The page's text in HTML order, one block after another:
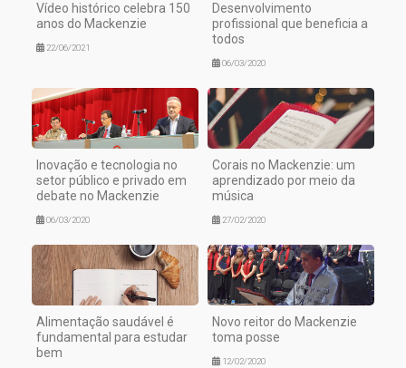
Vídeo histórico celebra 150
anos do Mackenzie
22/06/2021
Desenvolvimento
profissional que beneficia a
todos
06/03/2020
Inovação e tecnologia no
setor público e privado em
debate no Mackenzie
06/03/2020
Corais no Mackenzie: um
aprendizado por meio da
música
27/02/2020
Alimentação saudável é
fundamental para estudar
bem
Novo reitor do Mackenzie
toma posse
12/02/2020